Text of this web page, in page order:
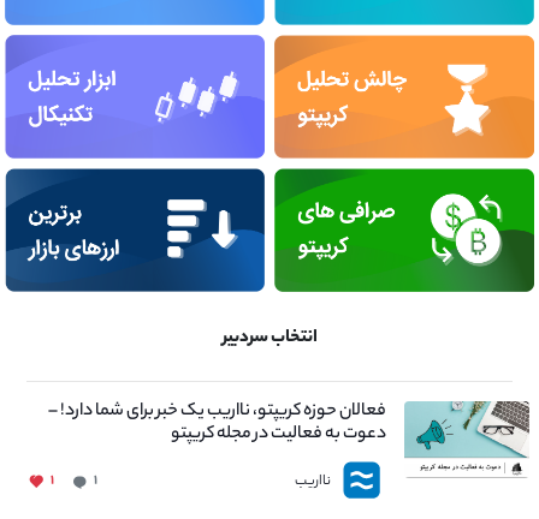
انتخاب سردبیر
فعالان حوزه کریپتو، نااریب یک خبر برای شما دارد! –
دعوت به فعالیت در مجله کریپتو
نااریب ۱ ۱